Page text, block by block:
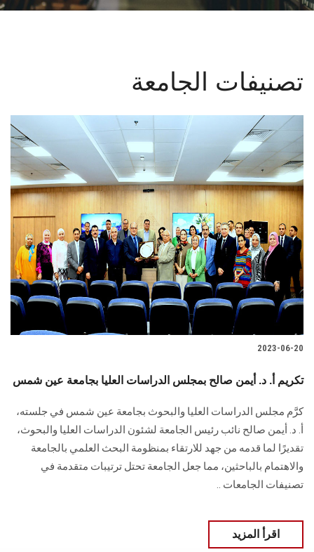
البحث العلمي
الأنظمة الذكية
الإعلام
تواصل معنا
الطلاب
هيئة التدريس
الدراسات العليا
الزائـرون
سجل الان
تصنيفات الجامعة
2023-06-20
تكريم أ. د. أيمن صالح بمجلس الدراسات العليا بجامعة عين شمس
كرَّم مجلس الدراسات العليا والبحوث بجامعة عين شمس في جلسته،
أ. د. أيمن صالح نائب رئيس الجامعة لشئون الدراسات العليا والبحوث،
تقديرًا لما قدمه من جهد للارتقاء بمنظومة البحث العلمي بالجامعة
والاهتمام بالباحثين، مما جعل الجامعة تحتل ترتيبات متقدمة في
تصنيفات الجامعات ..
اقرأ المزيد